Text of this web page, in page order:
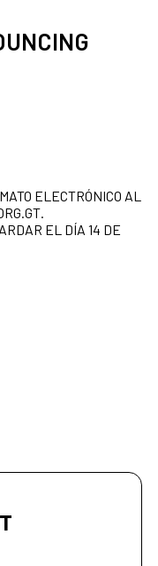
ELECTRÓNICO AL
EL DÍA 14 DE